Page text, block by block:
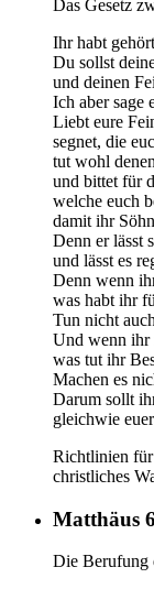
Das Gesetz
Ihr habt
Du sollst
und deinen
Ich aber sage
Liebt eure
segnet, die
tut wohl
und bittet für
welche euch
damit ihr
Denn er lässt
und lässt es
Denn wenn
was habt ihr
Tun nicht
Und wenn ihr
was tut ihr
Machen es
Darum sollt
gleichwie
Richtlinien
christliches
Matthäus
Die Berufung